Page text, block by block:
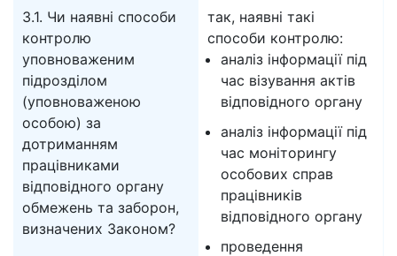
3.1. Чи наявні способи
контролю
уповноваженим
підрозділом
(уповноваженою
особою) за
дотриманням
працівниками
відповідного органу
обмежень та заборон,
визначених Законом?
так, наявні такі
способи контролю:
аналіз інформації під
час візування актів
відповідного органу
аналіз інформації під
час моніторингу
особових справ
працівників
відповідного органу
проведення